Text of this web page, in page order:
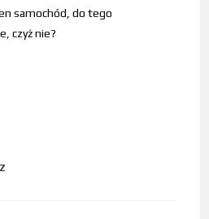
samochód, do tego
czyż nie?